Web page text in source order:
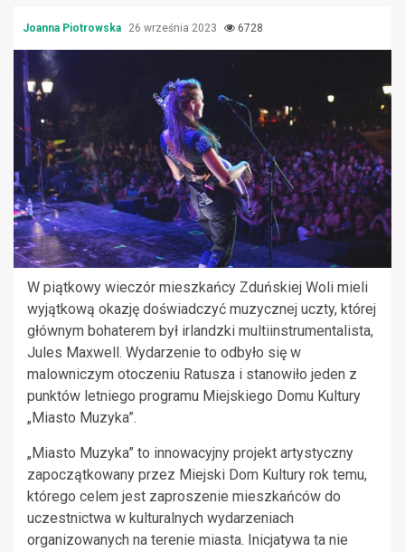
Joanna Piotrowska 26 września 2023 6728
W piątkowy wieczór mieszkańcy Zduńskiej Woli mieli
wyjątkową okazję doświadczyć muzycznej uczty, której
głównym bohaterem był irlandzki multiinstrumentalista,
Jules Maxwell. Wydarzenie to odbyło się w
malowniczym otoczeniu Ratusza i stanowiło jeden z
punktów letniego programu Miejskiego Domu Kultury
„Miasto Muzyka”.
„Miasto Muzyka” to innowacyjny projekt artystyczny
zapoczątkowany przez Miejski Dom Kultury rok temu,
którego celem jest zaproszenie mieszkańców do
uczestnictwa w kulturalnych wydarzeniach
organizowanych na terenie miasta. Inicjatywa ta nie